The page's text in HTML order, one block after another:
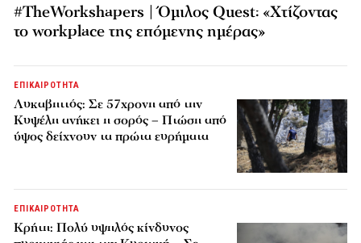
#TheWorkshapers | Όμιλος Quest: «Χτίζοντας
το workplace της επόμενης ημέρας»
ΕΠΙΚΑΙΡΟΤΗΤΑ
Λυκαβηττός: Σε 57χρονη από την
Κυψέλη ανήκει η σορός – Πτώση από
ύψος δείχνουν τα πρώτα ευρήματα
ΕΠΙΚΑΙΡΟΤΗΤΑ
Κρήτη: Πολύ υψηλός κίνδυνος